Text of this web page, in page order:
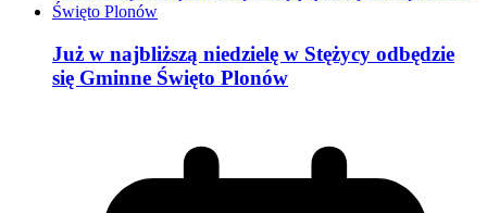
Już w najbliższą niedzielę w Stężycy odbędzie
się Gminne Święto Plonów